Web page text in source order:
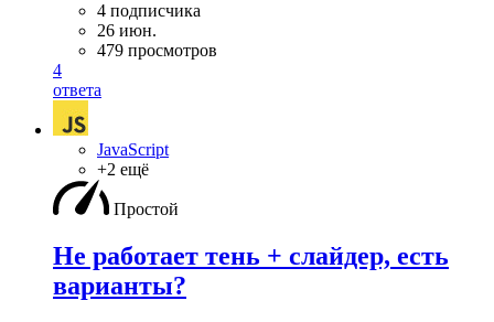
4 подписчика
26 июн.
479 просмотров
4
ответа
JavaScript
+2 ещё
Простой
Не работает тень + слайдер, есть
варианты?